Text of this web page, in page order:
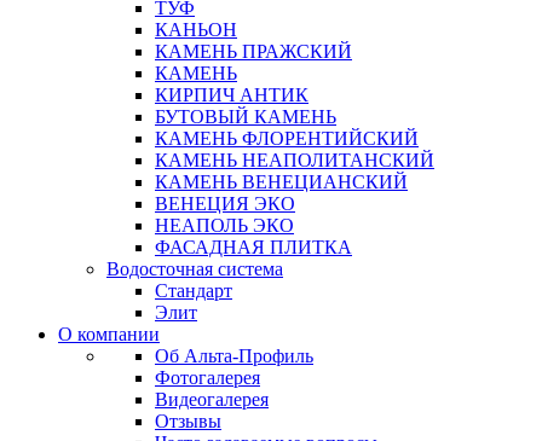
ТУФ
КАНЬОН
КАМЕНЬ ПРАЖСКИЙ
КАМЕНЬ
КИРПИЧ АНТИК
БУТОВЫЙ КАМЕНЬ
КАМЕНЬ ФЛОРЕНТИЙСКИЙ
КАМЕНЬ НЕАПОЛИТАНСКИЙ
КАМЕНЬ ВЕНЕЦИАНСКИЙ
ВЕНЕЦИЯ ЭКО
НЕАПОЛЬ ЭКО
ФАСАДНАЯ ПЛИТКА
Водосточная система
Стандарт
Элит
О компании
Об Альта-Профиль
Фотогалерея
Видеогалерея
Отзывы